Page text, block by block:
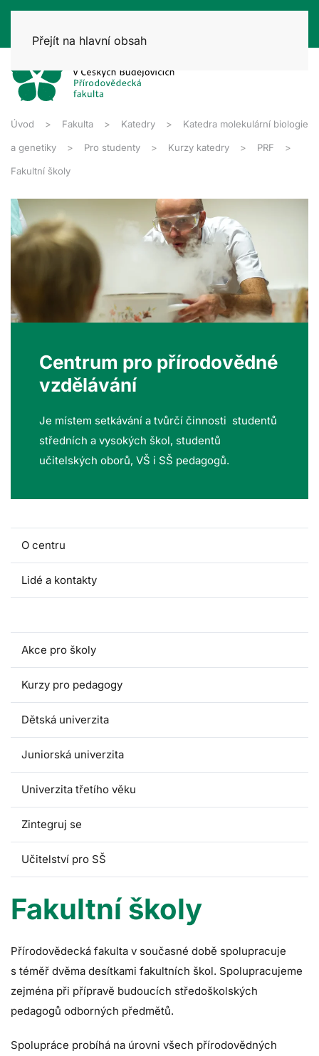
Přejít na hlavní obsah
Úvod Fakulta Katedry Katedra molekulární biologie
a genetiky Pro studenty Kurzy katedry PRF
Fakultní školy
Centrum pro přírodovědné
vzdělávání
Je místem setkávání a tvůrčí činnosti studentů
středních a vysokých škol, studentů
učitelských oborů, VŠ i SŠ pedagogů.
O centru
Lidé a kontakty
Akce pro školy
Kurzy pro pedagogy
Dětská univerzita
Juniorská univerzita
Univerzita třetího věku
Zintegruj se
Učitelství pro SŠ
Fakultní školy
Přírodovědecká fakulta v současné době spolupracuje
s téměř dvěma desítkami fakultních škol. Spolupracujeme
zejména při přípravě budoucích středoškolských
pedagogů odborných předmětů.
Spolupráce probíhá na úrovni všech přírodovědných